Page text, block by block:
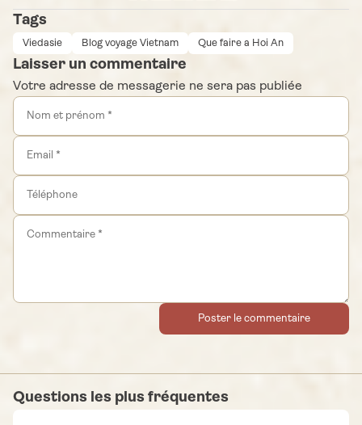
Tags
Viedasie Blog voyage Vietnam Que faire a Hoi An
Laisser un commentaire
Votre adresse de messagerie ne sera pas publiée
Poster le commentaire
Questions les plus fréquentes